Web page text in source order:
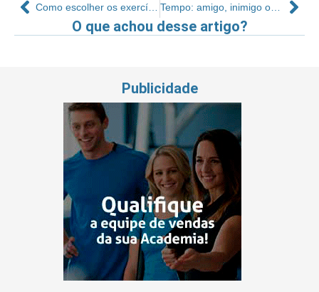
Tempo: amigo, inimigo ou parceiro?
O que achou desse artigo?
Publicidade